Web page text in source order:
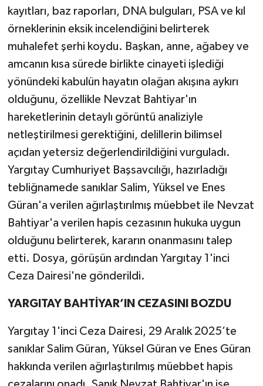
kayıtları, baz raporları, DNA bulguları, PSA ve kıl
örneklerinin eksik incelendiğini belirterek
muhalefet şerhi koydu. Başkan, anne, ağabey ve
amcanın kısa sürede birlikte cinayeti işlediği
yönündeki kabulün hayatın olağan akışına aykırı
olduğunu, özellikle Nevzat Bahtiyar'ın
hareketlerinin detaylı görüntü analiziyle
netleştirilmesi gerektiğini, delillerin bilimsel
açıdan yetersiz değerlendirildiğini vurguladı.
Yargıtay Cumhuriyet Başsavcılığı, hazırladığı
tebliğnamede sanıklar Salim, Yüksel ve Enes
Güran'a verilen ağırlaştırılmış müebbet ile Nevzat
Bahtiyar'a verilen hapis cezasının hukuka uygun
olduğunu belirterek, kararın onanmasını talep
etti. Dosya, görüşün ardından Yargıtay 1'inci
Ceza Dairesi'ne gönderildi.
YARGITAY BAHTİYAR’IN CEZASINI BOZDU
Yargıtay 1'inci Ceza Dairesi, 29 Aralık 2025’te
sanıklar Salim Güran, Yüksel Güran ve Enes Güran
hakkında verilen ağırlaştırılmış müebbet hapis